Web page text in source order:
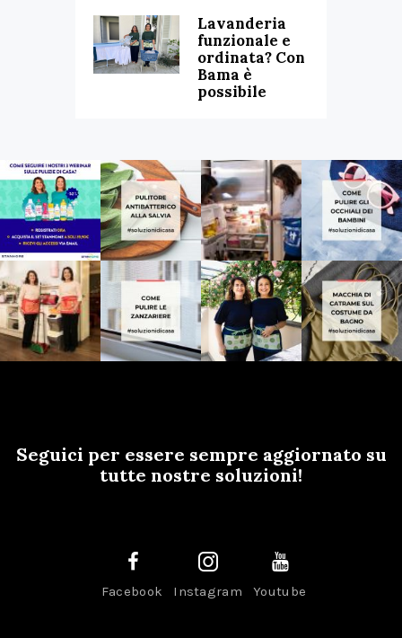
Lavanderia
funzionale e
ordinata? Con
Bama è
possibile
Seguici per essere sempre aggiornato su
tutte nostre soluzioni!
Facebook Instagram Youtube